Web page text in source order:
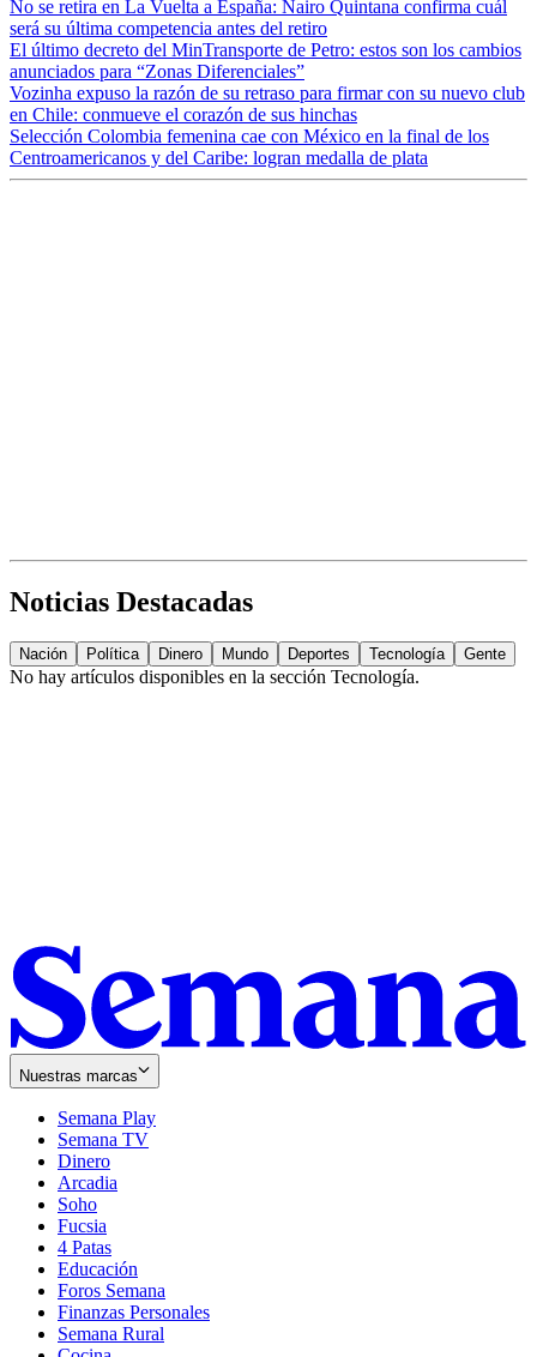
No se retira en La Vuelta a España: Nairo Quintana confirma cuál
será su última competencia antes del retiro
El último decreto del MinTransporte de Petro: estos son los cambios
anunciados para “Zonas Diferenciales”
Vozinha expuso la razón de su retraso para firmar con su nuevo club
en Chile: conmueve el corazón de sus hinchas
Selección Colombia femenina cae con México en la final de los
Centroamericanos y del Caribe: logran medalla de plata
Noticias Destacadas
Nación Política Dinero Mundo Deportes Tecnología Gente
No hay artículos disponibles en la sección Tecnología.
Nuestras marcas
Semana Play
Semana TV
Dinero
Arcadia
Soho
in
new
window
Fucsia
in
new
window
4 Patas
Educación
Foros Semana
Finanzas Personales
Semana Rural